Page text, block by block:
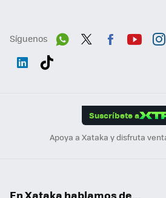
Síguenos
Suscríbete a
Apoya a Xataka y disfruta